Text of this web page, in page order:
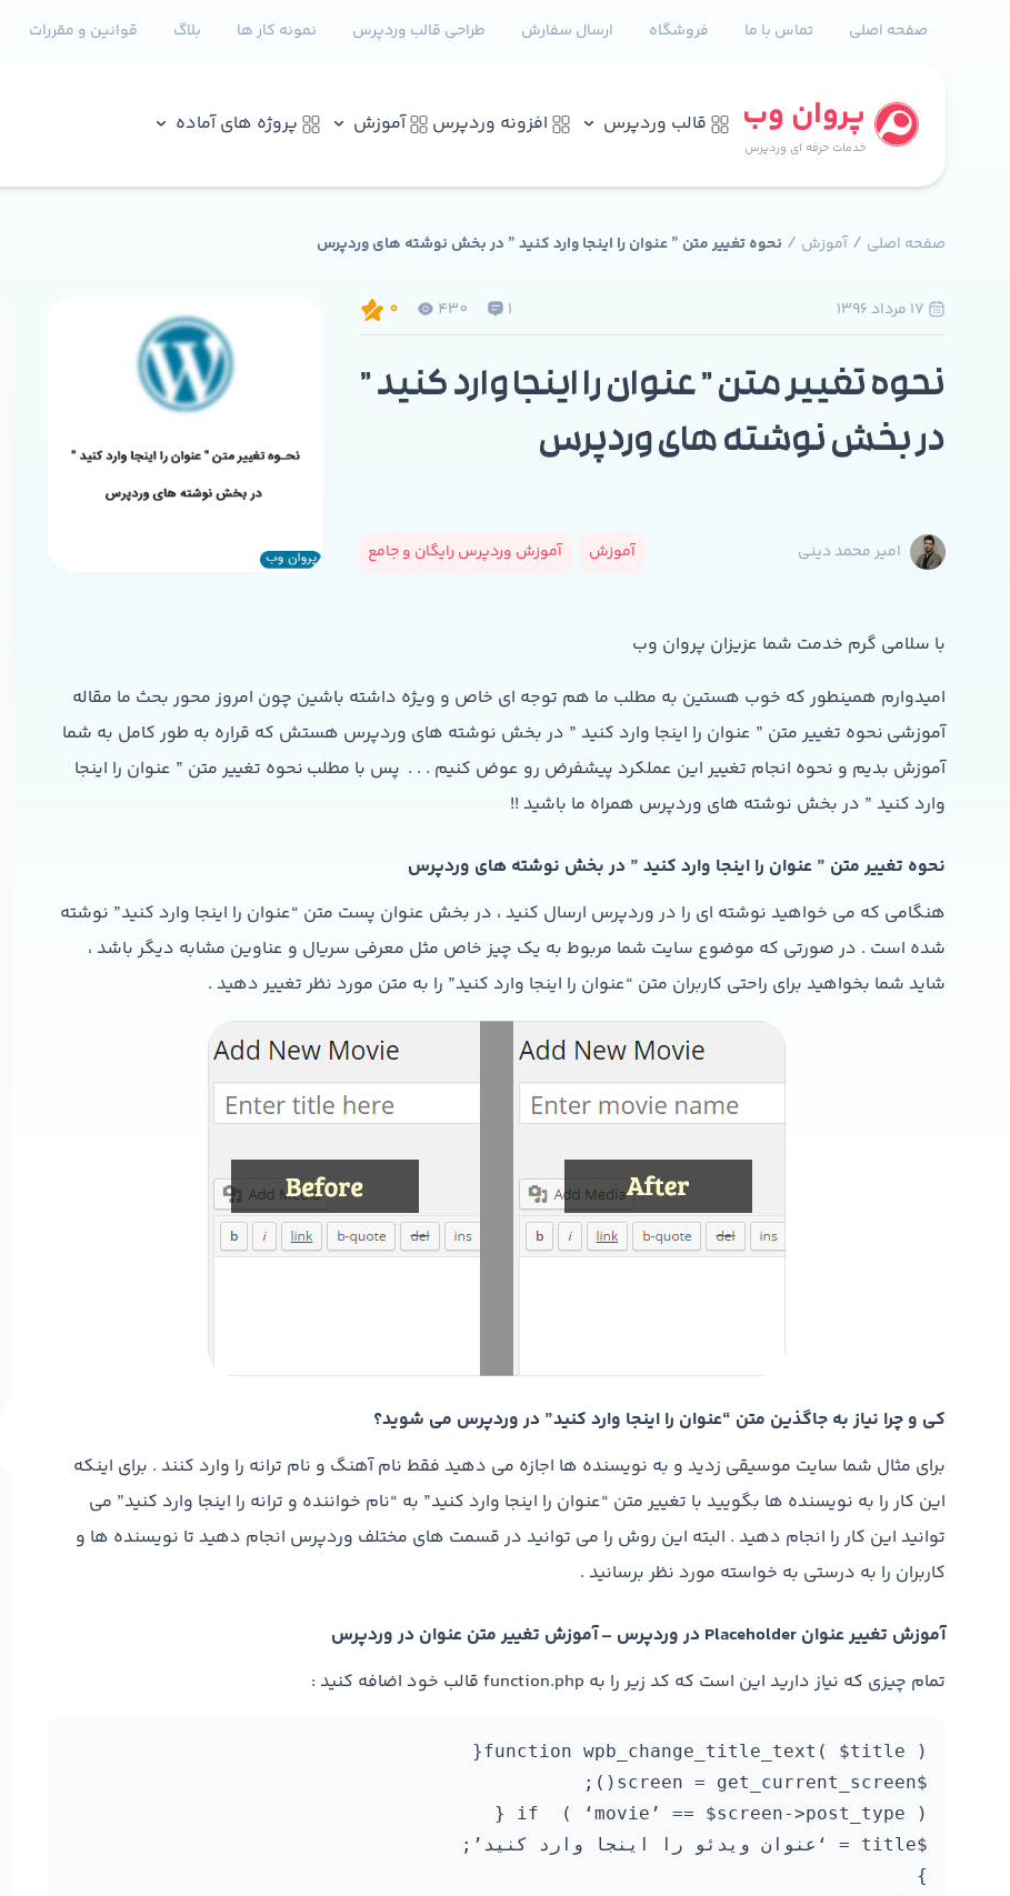
صفحه اصلی تماس با ما فروشگاه ارسال سفارش طراحی قالب وردپرس نمونه کار ها بلاگ قوانین و مقررات
پروان وب
خدمات حرفه ای وردپرس
قالب وردپرس افزونه وردپرس آموزش پروژه های آماده
صفحه اصلی / آموزش / نحوه تغییر متن ” عنوان را اینجا وارد کنید ” در بخش نوشته های وردپرس
1
430
0
نحوه تغییر متن ” عنوان را اینجا وارد کنید ”
در بخش نوشته های وردپرس
امیر محمد دینی آموزش آموزش وردپرس رایگان و جامع
با سلامی گرم خدمت شما عزیزان پروان وب
امیدوارم همینطور که خوب هستین به مطلب ما هم توجه ای خاص و ویژه داشته باشین چون امروز محور بحث ما مقاله
آموزشی نحوه تغییر متن ” عنوان را اینجا وارد کنید ” در بخش نوشته های وردپرس هستش که قراره به طور کامل به شما
آموزش بدیم و نحوه انجام تغییر این عملکرد پیشفرض رو عوض کنیم . . . پس با مطلب نحوه تغییر متن ” عنوان را اینجا
وارد کنید ” در بخش نوشته های وردپرس همراه ما باشید !!
نحوه تغییر متن ” عنوان را اینجا وارد کنید ” در بخش نوشته های وردپرس
هنگامی که می خواهید نوشته ای را در وردپرس ارسال کنید ، در بخش عنوان پست متن “عنوان را اینجا وارد کنید” نوشته
شده است . در صورتی که موضوع سایت شما مربوط به یک چیز خاص مثل معرفی سریال و عناوین مشابه دیگر باشد ،
شاید شما بخواهید برای راحتی کاربران متن “عنوان را اینجا وارد کنید” را به متن مورد نظر تغییر دهید .
کی و چرا نیاز به جاگذین متن “عنوان را اینجا وارد کنید” در وردپرس می شوید؟
برای مثال شما سایت موسیقی زدید و به نویسنده ها اجازه می دهید فقط نام آهنگ و نام ترانه را وارد کنند . برای اینکه
این کار را به نویسنده ها بگویید با تغییر متن “عنوان را اینجا وارد کنید” به “نام خواننده و ترانه را اینجا وارد کنید” می
توانید این کار را انجام دهید . البته این روش را می توانید در قسمت های مختلف وردپرس انجام دهید تا نویسنده ها و
کاربران را به درستی به خواسته مورد نظر برسانید .
آموزش تغییر عنوان Placeholder در وردپرس – آموزش تغییر متن عنوان در وردپرس
تمام چیزی که نیاز دارید این است که کد زیر را به function.php قالب خود اضافه کنید :